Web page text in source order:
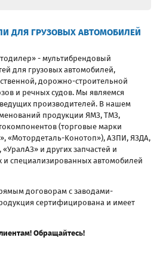
ДЛЯ ГРУЗОВЫХ АВТОМОБИЛЕЙ
- мультибрендовый
для грузовых автомобилей,
дорожно-строительной
и речных судов. Мы являемся
производителей. В нашем
продукции ЯМЗ, ТМЗ,
(торговые марки
«Мотордеталь-Конотоп»), АЗПИ, ЯЗДА,
и других запчастей и
и специализированных автомобилей
договорам с заводами-
сертифицирована и имеет
Обращайтесь!